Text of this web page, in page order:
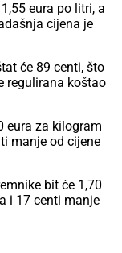
eura po litri, a
cijena je
će 89 centi, što
regulirana koštao
eura za kilogram
manje od cijene
bit će 1,70
i 17 centi manje